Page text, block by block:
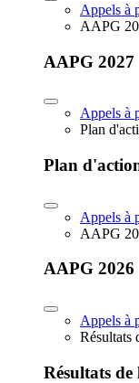
Appels à
AAPG
AAPG 2027
Appels à
Plan
Plan
Appels à
AAPG
AAPG 2026
Appels à
Résultats
Résultats